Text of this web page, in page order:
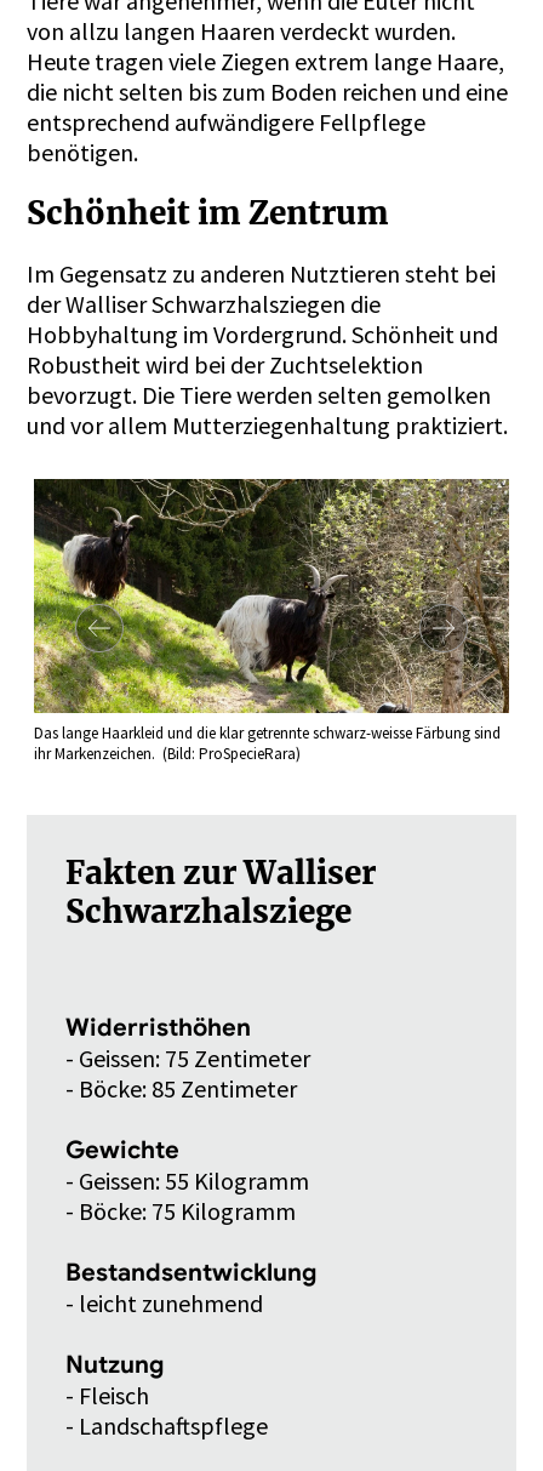
von allzu langen Haaren verdeckt wurden.
Heute tragen viele Ziegen extrem lange Haare,
die nicht selten bis zum Boden reichen und eine
entsprechend aufwändigere Fellpflege
benötigen.
Schönheit im Zentrum
Im Gegensatz zu anderen Nutztieren steht bei
der Walliser Schwarzhalsziegen die
Hobbyhaltung im Vordergrund. Schönheit und
Robustheit wird bei der Zuchtselektion
bevorzugt. Die Tiere werden selten gemolken
und vor allem Mutterziegenhaltung praktiziert.
Das lange Haarkleid und die klar getrennte schwarz-weisse Färbung sind
ihr Markenzeichen. (Bild: ProSpecieRara)
Fakten zur Walliser
Schwarzhalsziege
Widerristhöhen
- Geissen: 75 Zentimeter
- Böcke: 85 Zentimeter
Gewichte
- Geissen: 55 Kilogramm
- Böcke: 75 Kilogramm
Bestandsentwicklung
- leicht zunehmend
Nutzung
- Fleisch
- Landschaftspflege